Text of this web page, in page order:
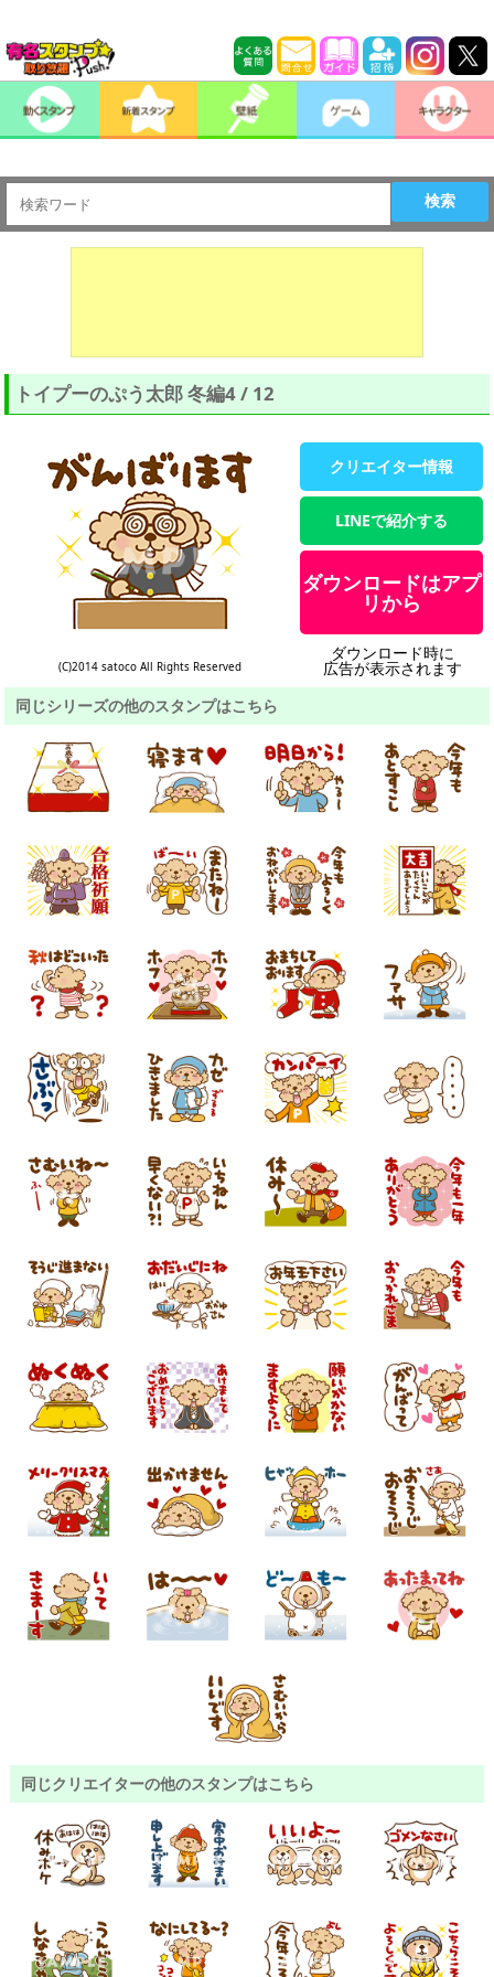
検索
トイプーのぷう太郎 冬編4 / 12
(C)2014 satoco All Rights Reserved
クリエイター情報
LINEで紹介する
ダウンロードはアプ
リから
ダウンロード時に
広告が表示されます
同じシリーズの他のスタンプはこちら
同じクリエイターの他のスタンプはこちら